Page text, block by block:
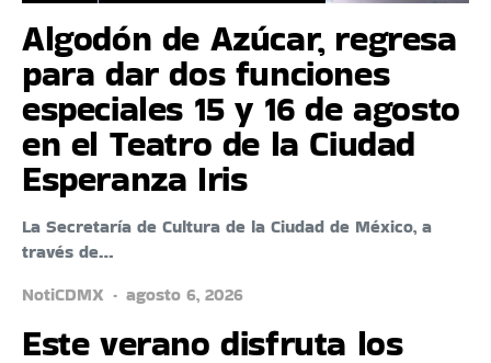
Algodón de Azúcar, regresa
para dar dos funciones
especiales 15 y 16 de agosto
en el Teatro de la Ciudad
Esperanza Iris
La Secretaría de Cultura de la Ciudad de México, a
través de…
NotiCDMX
agosto 6, 2026
Este verano disfruta los